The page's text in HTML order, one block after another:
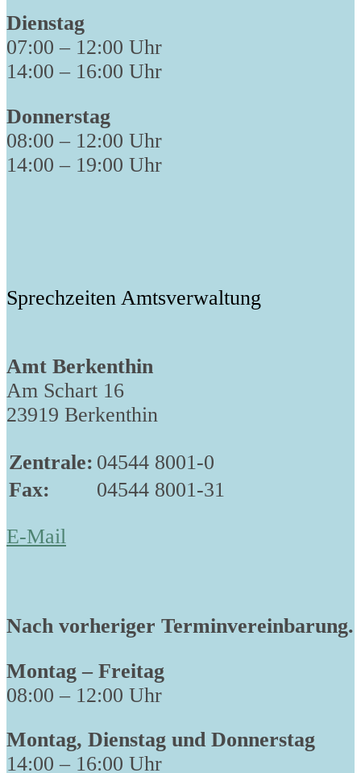
Dienstag
07:00 – 12:00 Uhr
14:00 – 16:00 Uhr
Donnerstag
08:00 – 12:00 Uhr
14:00 – 19:00 Uhr
Sprechzeiten Amtsverwaltung
Amt Berkenthin
Am Schart 16
23919 Berkenthin
Zentrale: 04544 8001-0
Fax:
04544 8001-31
E-Mail
Nach vorheriger Terminvereinbarung.
Montag – Freitag
08:00 – 12:00 Uhr
Montag, Dienstag und Donnerstag
14:00 – 16:00 Uhr